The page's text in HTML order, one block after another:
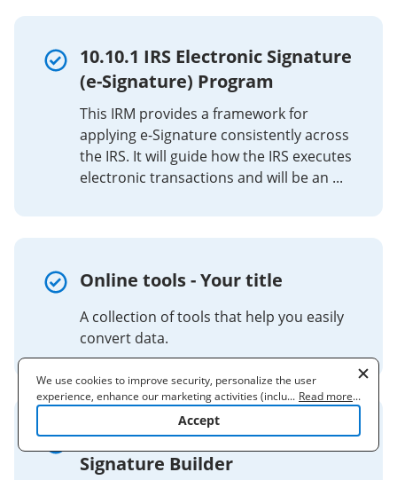
10.10.1 IRS Electronic Signature
(e-Signature) Program
This IRM provides a framework for
applying e-Signature consistently across
the IRS. It will guide how the IRS executes
electronic transactions and will be an ...
Online tools - Your title
A collection of tools that help you easily
convert data.
Purdue University Email
Signature Builder
We use cookies to improve security, personalize the user
experience, enhance our marketing activities (including
cooperating with our 3rd party partners) and for other business
to learn more. By clicking "Accept"
... Read more...
Accept